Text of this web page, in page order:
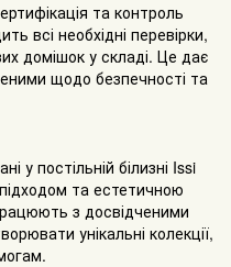
та контроль
всі необхідні перевірки,
домішок у складі. Це дає
щодо безпечності та
у постільній білизні Issi
та естетичною
з досвідченими
унікальні колекції,